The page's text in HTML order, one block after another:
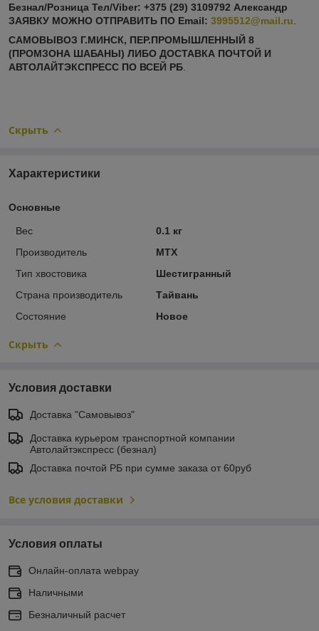
Безнал/Розница Тел/Viber: +375 (29) 3109792 Александр
ЗАЯВКУ МОЖНО ОТПРАВИТЬ ПО Email: 3995512@mail.ru
САМОВЫВОЗ Г.МИНСК, ПЕР.ПРОМЫШЛЕННЫЙ 8
(ПРОМЗОНА ШАБАНЫ) ЛИБО ДОСТАВКА ПОЧТОЙ И
АВТОЛАЙТЭКСПРЕСС ПО ВСЕЙ РБ
Скрыть
Характеристики
Основные
Вес
0.1 кг
Производитель
MTX
Тип хвостовика
Шестигранный
Страна производитель
Тайвань
Состояние
Новое
Скрыть
Условия доставки
Доставка "Самовывоз"
Доставка курьером транспортной компании
Автолайтэкспресс (безнал)
Доставка почтой РБ при сумме заказа от 60руб
Все условия доставки
Условия оплаты
Онлайн-оплата webpay
Наличными
Безналичный расчет